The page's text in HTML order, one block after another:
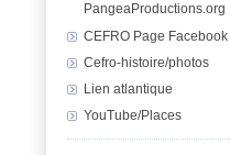
PangeaProductions.org
CEFRO Page Facebook
Cefro-histoire/photos
Lien atlantique
YouTube/Places